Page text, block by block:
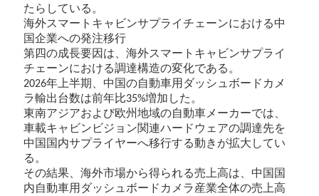
たらしている。
海外スマートキャビンサプライチェーンにおける中
国企業への発注移行
第四の成長要因は、海外スマートキャビンサプライ
チェーンにおける調達構造の変化である。
2026年上半期、中国の自動車用ダッシュボードカメ
ラ輸出台数は前年比35%増加した。
東南アジアおよび欧州地域の自動車メーカーでは、
車載キャビンビジョン関連ハードウェアの調達先を
中国国内サプライヤーへ移行する動きが拡大してい
る。
その結果、海外市場から得られる売上高は、中国国
内自動車用ダッシュボードカメラ産業全体の売上高